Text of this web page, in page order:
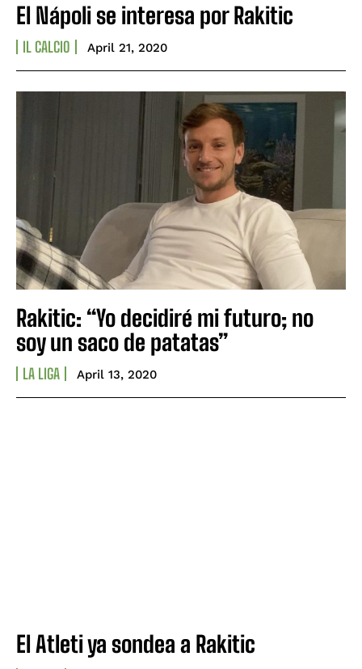
El Nápoli se interesa por Rakitic
IL CALCIO April 21, 2020
Rakitic: “Yo decidiré mi futuro; no
soy un saco de patatas”
LA LIGA April 13, 2020
El Atleti ya sondea a Rakitic